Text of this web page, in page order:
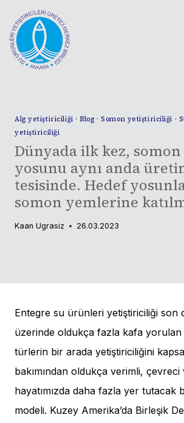
content
Alg yetiştiriciliği ·Blog ·Somon yetiştiriciliği ·
yetiştiriciliği
Dünyada ilk kez,
yosunu aynı anda
tesisinde. Hedef
somon yemlerine
Kaan Ugrasiz 26.03.2023
Entegre su ürünleri yetiştiriciliği son
üzerinde oldukça fazla kafa yorulan
türlerin bir arada yetiştiriciliğini
bakımından oldukça verimli,
hayatımızda daha fazla yer tutacak
modeli. Kuzey Amerika’da Birleşik